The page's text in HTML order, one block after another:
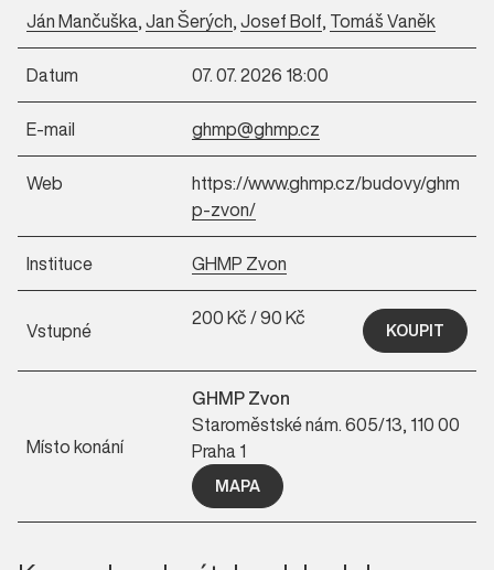
Ján Mančuška,Jan Šerých,Josef Bolf, Tomáš Vaněk
Datum 07. 07. 2026 18:00
E-mail ghmp@ghmp.cz
Web
https://www.ghmp.cz/budovy/ghm
p-zvon/
Instituce GHMP Zvon
Vstupné 200 Kč / 90 Kč KOUPIT
Místo konání
GHMP Zvon
Staroměstské nám. 605/13, 110 00
Praha 1
MAPA